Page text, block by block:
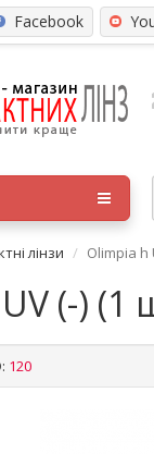
Facebook
лінзи Olimpia h
(-) (1
120